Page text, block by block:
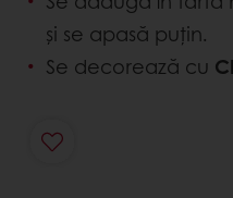
și se apasă puțin.
Se decorează cu